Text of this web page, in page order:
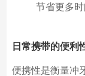
节省更多时
日常携带的便利
便携性是衡量冲